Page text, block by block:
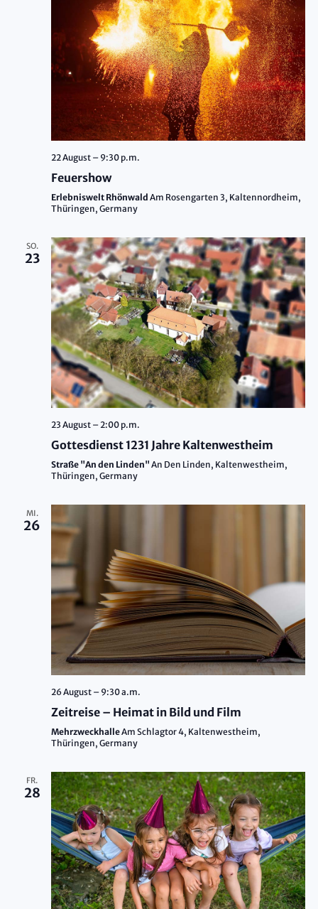
22 August – 9:30 p.m.
Feuershow
Erlebniswelt Rhönwald Am Rosengarten 3, Kaltennordheim,
Thüringen, Germany
SO.
23
23 August – 2:00 p.m.
Gottesdienst 1231 Jahre Kaltenwestheim
Straße "An den Linden" An Den Linden, Kaltenwestheim,
Thüringen, Germany
MI.
26
26 August – 9:30 a.m.
Zeitreise – Heimat in Bild und Film
MehrzweckhalleAm Schlagtor 4, Kaltenwestheim,
Thüringen, Germany
FR.
28